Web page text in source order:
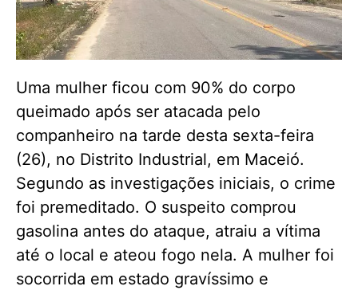
Uma mulher ficou com 90% do corpo
queimado após ser atacada pelo
companheiro na tarde desta sexta-feira
(26), no Distrito Industrial, em Maceió.
Segundo as investigações iniciais, o crime
foi premeditado. O suspeito comprou
gasolina antes do ataque, atraiu a vítima
até o local e ateou fogo nela. A mulher foi
socorrida em estado gravíssimo e